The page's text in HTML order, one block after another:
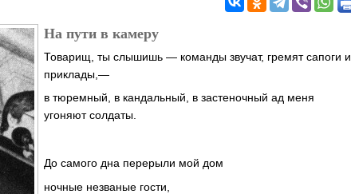
На пути в камеру
Товарищ, ты слышишь — команды звучат, гремят сапоги и
приклады,—
в тюремный, в кандальный, в застеночный ад меня
угоняют солдаты.
До самого дна перерыли мой дом
ночные незваные гости,